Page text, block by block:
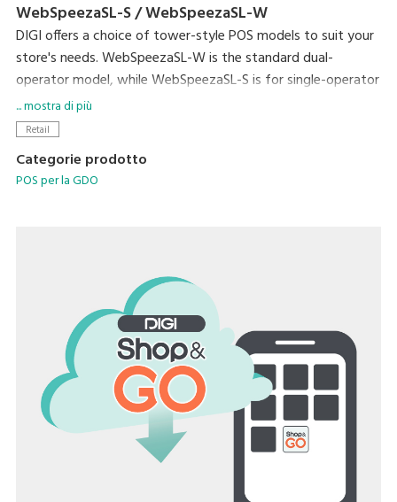
WebSpeezaSL-S / WebSpeezaSL-W
DIGI offers a choice of tower-style POS models to suit your
store's needs. WebSpeezaSL-W is the standard dual-
operator model, while WebSpeezaSL-S is for single-operator
use.
WebSpeezaSL-W supports DIGI's unique single-operator-3-
handle up to three customer transactions at the same time.
... mostra di più
Retail
Categorie prodotto
POS per la GDO